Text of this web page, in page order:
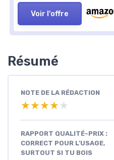
Voir l'offre
Résumé
NOTE DE LA RÉDACTION
★★★★★
★★★★★
RAPPORT QUALITÉ-PRIX :
CORRECT POUR L’USAGE,
SURTOUT SI TU BOIS